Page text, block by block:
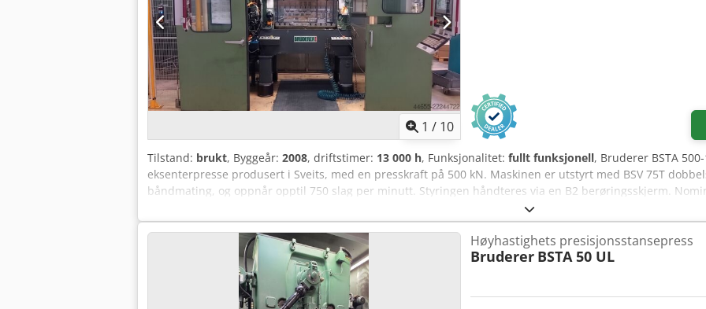
1 / 10
Tilstand: brukt, Byggeår: 2008, driftstimer: 13 000 h, Funksjonalitet: fullt funksjonell, Bruderer BSTA
eksenterpresse produsert i Sveits, med en presskraft på 500 kN. Maskinen er utstyrt med BSV 75T
båndmating, og oppnår opptil 750 slag per minutt. Styringen håndteres via en B2 berøringsskjerm.
Nnws Ak Tjha Produksjonsår: 2008 Slagfrekvens: 100–750 slag/min (variabel) Justerbart slag: 19 / 25 /
64 mm Bordflate: 1080 x 650 mm Styring: B2, IPC-basert berøringsskjerm med programmerbar
DOBBELSERVO-DRIFT Type: Tandem dobbelservo-driftenhet, uavhengig styrte baner Maks.
materialtykkelse: 2 mm Mating: variabel, fritt programmerbar lengde Mating vinkel: variabel Pilot-
klemme-/griper-skinner – båndet holdes av drevne matevalser under stanseprosessen Konstruert for
innmating av forhåndsprofilerte/forstansede bånd
Høyhastighets presisjonsstansepress
Bruderer BSTA 50 UL